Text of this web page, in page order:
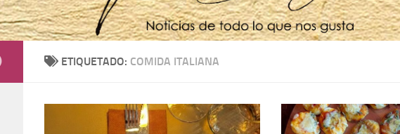
ETIQUETADO: COMIDA ITALIANA